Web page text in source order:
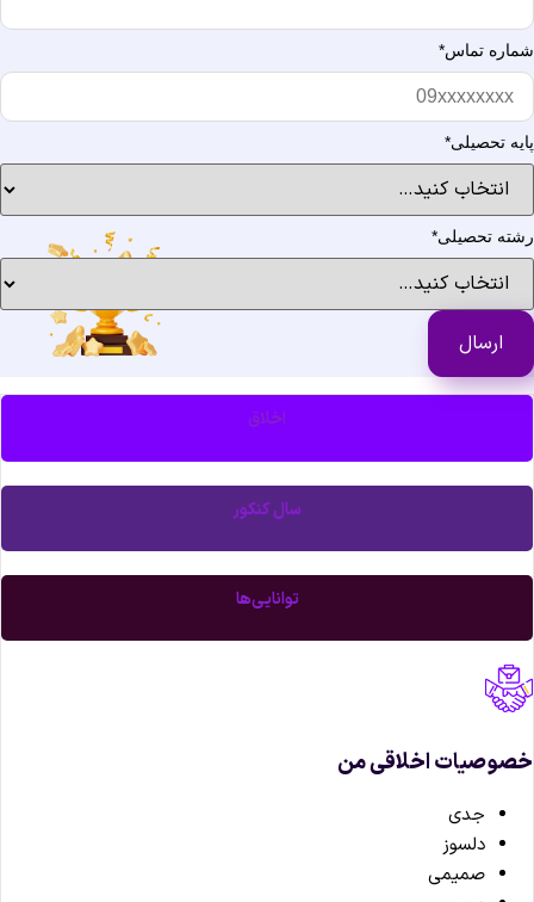
تماس*
تحصیلی*
تحصیلی*
اخلاق
سال کنکور
توانایی‌ها
اخلاقی من
جدی
دلسوز
صمیمی